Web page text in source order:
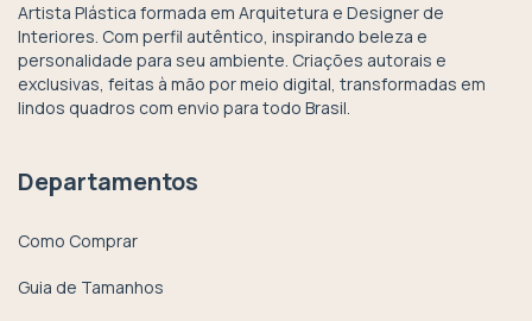
Artista Plástica formada em Arquitetura e Designer de
Interiores. Com perfil autêntico, inspirando beleza e
personalidade para seu ambiente. Criações autorais e
exclusivas, feitas à mão por meio digital, transformadas em
lindos quadros com envio para todo Brasil.
Departamentos
Como Comprar
Guia de Tamanhos